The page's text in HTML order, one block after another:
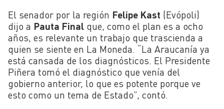
El senador por la región Felipe Kast (Evópoli)
dijo a Pauta Final que, como el plan es a ocho
años, es relevante un trabajo que trascienda a
quien se siente en La Moneda. “La Araucanía ya
está cansada de los diagnósticos. El Presidente
Piñera tomó el diagnóstico que venía del
gobierno anterior, lo que es potente porque ve
esto como un tema de Estado”, contó.